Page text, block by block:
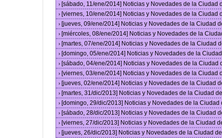
› [sábado, 11/ene/2014] Noticias y Novedades de la Ciudad
› [viernes, 10/ene/2014] Noticias y Novedades de la Ciudad
› [jueves, 09/ene/2014] Noticias y Novedades de la Ciudad
› [miércoles, 08/ene/2014] Noticias y Novedades de la
› [martes, 07/ene/2014] Noticias y Novedades de la Ciudad
› [domingo, 05/ene/2014] Noticias y Novedades de la
› [sábado, 04/ene/2014] Noticias y Novedades de la Ciudad
› [viernes, 03/ene/2014] Noticias y Novedades de la Ciudad
› [jueves, 02/ene/2014] Noticias y Novedades de la Ciudad
› [martes, 31/dic/2013] Noticias y Novedades de la Ciudad
› [domingo, 29/dic/2013] Noticias y Novedades de la
› [sábado, 28/dic/2013] Noticias y Novedades de la Ciudad
› [viernes, 27/dic/2013] Noticias y Novedades de la Ciudad
› [jueves, 26/dic/2013] Noticias y Novedades de la Ciudad